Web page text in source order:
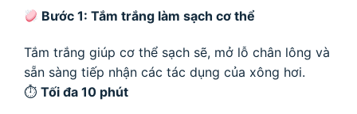
Bước 1: Tắm trắng làm sạch cơ thể
Tắm trắng giúp cơ thể sạch sẽ, mở lỗ chân lông và
sẵn sàng tiếp nhận các tác dụng của xông hơi.
⏱ Tối đa 10 phút